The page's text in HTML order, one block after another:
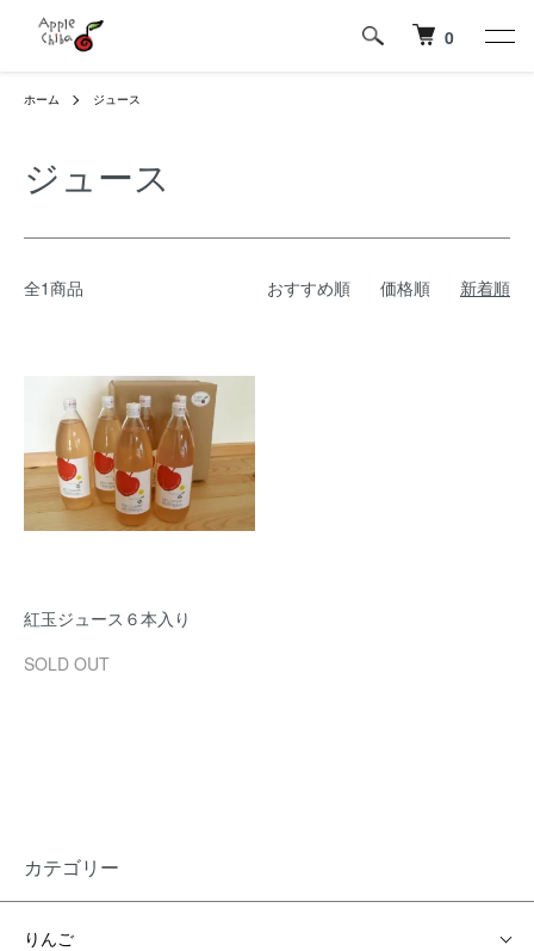
0
ホーム ジュース
ジュース
全1商品 おすすめ順 価格順 新着順
紅玉ジュース６本入り
SOLD OUT
カテゴリー
りんご